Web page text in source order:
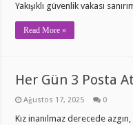
Yakışıklı güvenlik vakası
Read More »
Her Gün 3 Posta
Ağustos 17, 2025 0
Kız inanılmaz derecede